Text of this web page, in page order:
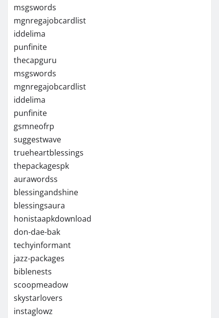
msgswords
mgnregajobcardlist
iddelima
punfinite
thecapguru
msgswords
mgnregajobcardlist
iddelima
punfinite
gsmneofrp
suggestwave
trueheartblessings
thepackagespk
aurawordss
blessingandshine
blessingsaura
honistaapkdownload
don-dae-bak
techyinformant
jazz-packages
biblenests
scoopmeadow
skystarlovers
instaglowz